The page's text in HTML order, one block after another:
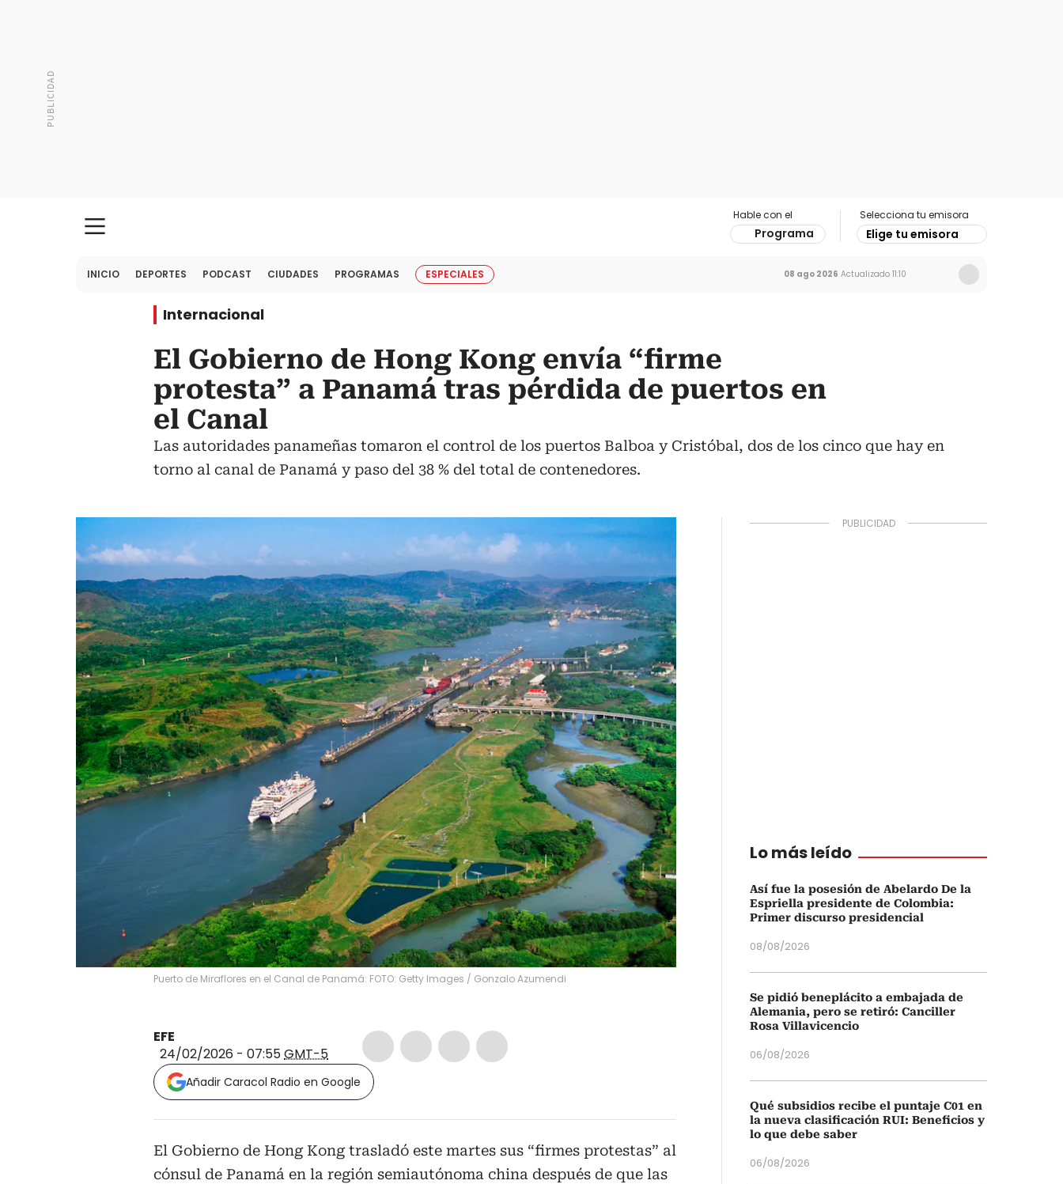
Hable con el
Programa
Selecciona tu emisora
Elige tu emisora
INICIO DEPORTES PODCAST CIUDADES PROGRAMAS ESPECIALES 08 ago 2026 Actualizado 11:10
Internacional
El Gobierno de Hong Kong envía “firme
protesta” a Panamá tras pérdida de puertos en
el Canal
Las autoridades panameñas tomaron el control de los puertos Balboa y Cristóbal, dos de los cinco que hay en
torno al canal de Panamá y paso del 38 % del total de contenedores.
Puerto de Miraflores en el Canal de Panamá: FOTO: Getty Images / Gonzalo Azumendi
EFE
24/02/2026 - 07:55GMT-5
Añadir Caracol Radio en Google
El Gobierno de Hong Kong trasladó este martes sus “firmes protestas” al
cónsul de Panamá en la región semiautónoma china después de que las
Lo más leído
Así fue la posesión de Abelardo De la
Espriella presidente de Colombia:
Primer discurso presidencial
08/08/2026
Se pidió beneplácito a embajada de
Alemania, pero se retiró: Canciller
Rosa Villavicencio
06/08/2026
Qué subsidios recibe el puntaje C01 en
la nueva clasificación RUI: Beneficios y
lo que debe saber
06/08/2026